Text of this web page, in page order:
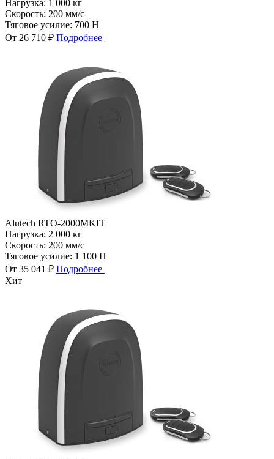
Нагрузка: 1 000 кг
Скорость: 200 мм/с
Тяговое усилие: 700 Н
От 26 710 ₽ Подробнее
Alutech RTO-2000MKIT
Нагрузка: 2 000 кг
Скорость: 200 мм/с
Тяговое усилие: 1 100 Н
От 35 041 ₽ Подробнее
Хит